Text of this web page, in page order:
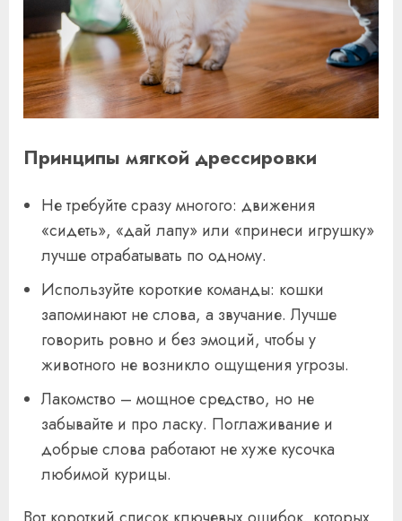
Принципы мягкой дрессировки
Не требуйте сразу многого: движения
«сидеть», «дай лапу» или «принеси игрушку»
лучше отрабатывать по одному.
Используйте короткие команды: кошки
запоминают не слова, а звучание. Лучше
говорить ровно и без эмоций, чтобы у
животного не возникло ощущения угрозы.
Лакомство – мощное средство, но не
забывайте и про ласку. Поглаживание и
добрые слова работают не хуже кусочка
любимой курицы.